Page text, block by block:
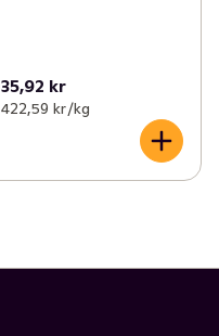
35,92 kr
422,59 kr /kg